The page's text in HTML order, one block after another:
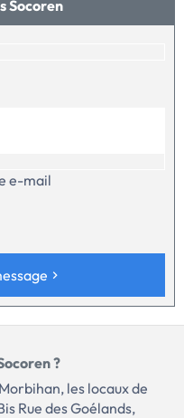
SOCOREN - Agence de
Offre sous réserve de
annonce a été créée et
Socoren
e-mail
?
les locaux de
Rue des Goélands,